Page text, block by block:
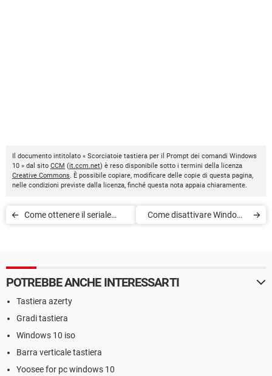
Il documento intitolato « Scorciatoie tastiera per il Prompt dei comandi Windows
10 » dal sito CCM (it.ccm.net) è reso disponibile sotto i termini della licenza
Creative Commons. È possibile copiare, modificare delle copie di questa pagina,
nelle condizioni previste dalla licenza, finché questa nota appaia chiaramente.
Come ottenere il seriale
Come disattivare Windows
POTREBBE ANCHE INTERESSARTI
Tastiera azerty
Gradi tastiera
Windows 10 iso
Barra verticale tastiera
Yoosee for pc windows 10